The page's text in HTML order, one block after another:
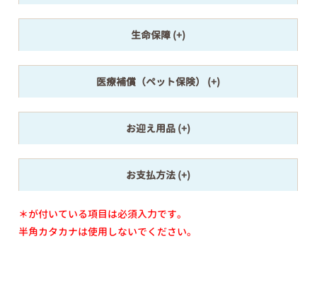
生命保障
医療補償（ペット保険）
お迎え用品
お支払方法
＊が付いている項目は必須入力です。
半角カタカナは使用しないでください。